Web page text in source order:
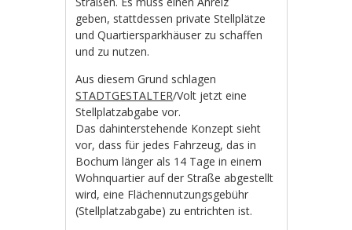
geben, stattdessen private Stellplätze
und Quartiersparkhäuser zu schaffen
und zu nutzen.
Aus diesem Grund schlagen
STADTGESTALTER/Volt jetzt eine
Stellplatzabgabe vor.
Das dahinterstehende Konzept sieht
vor, dass für jedes Fahrzeug, das in
Bochum länger als 14 Tage in einem
Wohnquartier auf der Straße abgestellt
wird, eine Flächennutzungsgebühr
(Stellplatzabgabe) zu entrichten ist.